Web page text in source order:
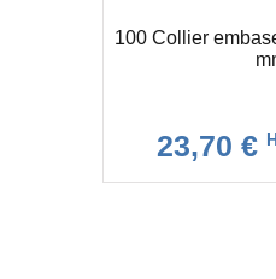
100 Collier
23,70 €